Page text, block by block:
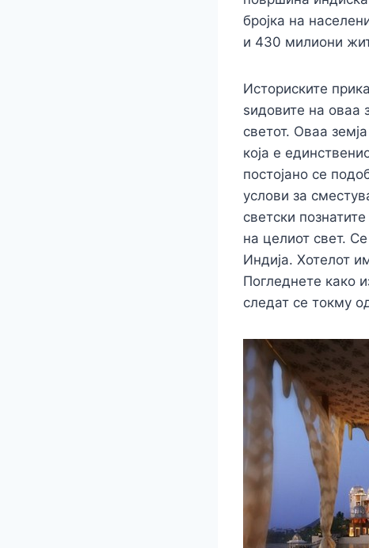
бројка на
и 430 милиони
Историските
ѕидовите на оваа
светот. Оваа
која е
постојано се
услови за
светски
на целиот свет.
Индија. Хотелот
Погледнете како
следат се токму